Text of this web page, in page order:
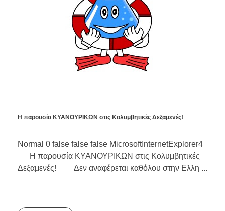
Η παρουσία ΚΥΑΝΟΥΡΙΚΩΝ στις Κολυμβητικές Δεξαμενές!
Normal 0 false false false MicrosoftInternetExplorer4
Η παρουσία ΚΥΑΝΟΥΡΙΚΩΝ στις Κολυμβητικές
Δεξαμενές! Δεν αναφέρεται καθόλου στην Ελλη ...